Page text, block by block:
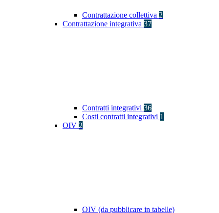
Contrattazione collettiva 2
Contrattazione integrativa 37
Contratti integrativi 36
Costi contratti integrativi 1
OIV 2
OIV (da pubblicare in tabelle)